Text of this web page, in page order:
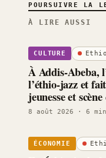
POURSUIVRE LA
À LIRE AUSSI
CULTURE
À Addis-Abeba,
l’éthio-jazz et
jeunesse et
8 août 2026 · 6 min
ÉCONOMIE